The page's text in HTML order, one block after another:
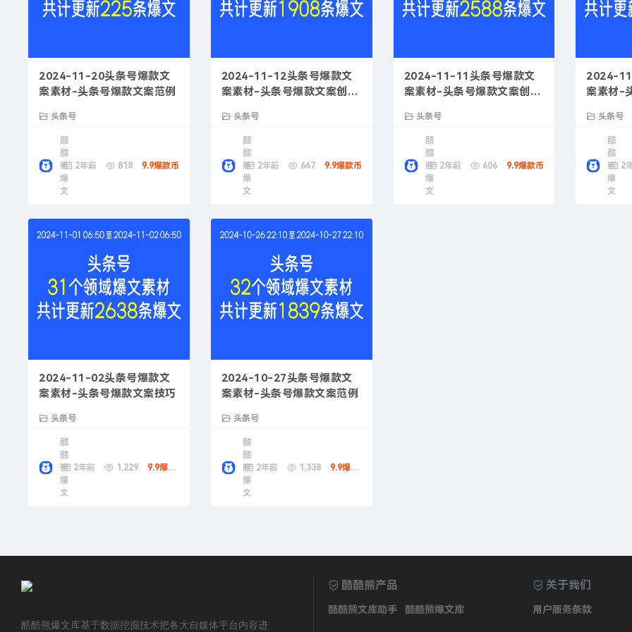
2024-11-20头条号爆款文
案素材-头条号爆款文案范例
头条号
酷
酷
熊
爆
文
2年前 818 9.9爆款币
2024-11-12头条号爆款文
案素材-头条号爆款文案创作
头条号
酷
酷
熊
爆
文
2年前 667 9.9爆款币
2024-11-11头条号爆款文
案素材-头条号爆款文案创作
头条号
酷
酷
熊
爆
文
2年前 606 9.9爆款币
2024-
案素材-
头条号
酷
酷
熊
爆
文
2
2024-11-02头条号爆款文
案素材-头条号爆款文案技巧
头条号
酷
酷
熊
爆
文
2年前 1,229 9.9爆款币
2024-10-27头条号爆款文
案素材-头条号爆款文案范例
头条号
酷
酷
熊
爆
文
2年前 1,338 9.9爆款币
酷酷熊爆文库基于数据挖掘技术把各大自媒体平台内容进
酷酷熊产品
酷酷熊文库助手 酷酷熊爆文库
关于我们
用户服务条款